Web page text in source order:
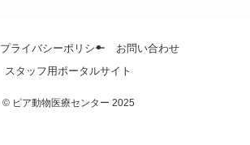
プライバシーポリシー
お問い合わせ
スタッフ用ポータルサイト
©ピア動物医療センター 2025